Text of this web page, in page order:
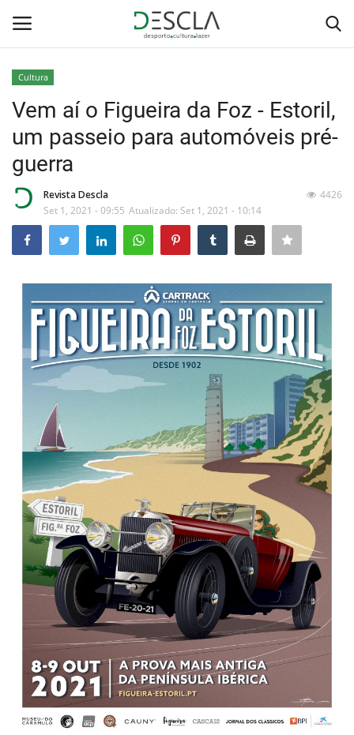
Home
...by Descla
Desporto
Sobre Nós
Educação
Estatuto Editorial
Saúde
Ficha técnica
Cultura
Lazer
Ambiente
Cultura
Vem aí o Figueira da Foz - Estoril,
um passeio para automóveis pré-
guerra
Revista Descla
Set 1, 2021 - 09:55 Atualizado: Set 1, 2021 - 10:14
4426